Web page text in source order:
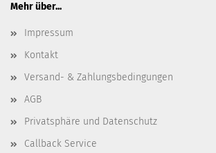
Mehr über...
Impressum
Kontakt
Versand- & Zahlungsbedingungen
AGB
Privatsphäre und Datenschutz
Callback Service